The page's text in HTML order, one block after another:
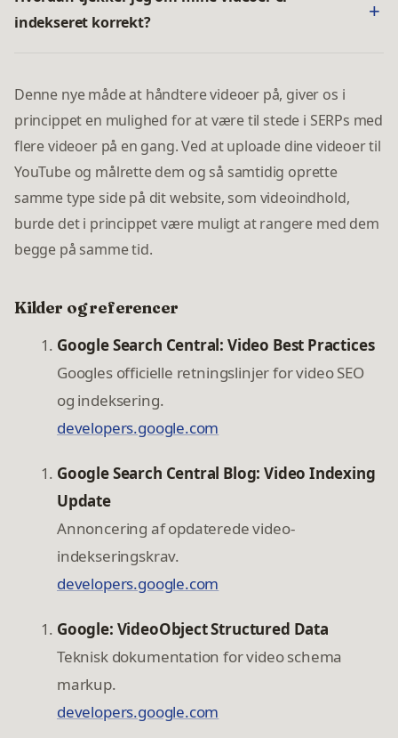
indekseret korrekt?
Denne nye måde at håndtere videoer på, giver os i
princippet en mulighed for at være til stede i SERPs med
flere videoer på en gang. Ved at uploade dine videoer til
YouTube og målrette dem og så samtidig oprette
samme type side på dit website, som videoindhold,
burde det i princippet være muligt at rangere med dem
begge på samme tid.
Kilder og referencer
Google Search Central: Video Best Practices
Googles officielle retningslinjer for video SEO
og indeksering.
developers.google.com
Google Search Central Blog: Video Indexing
Update
Annoncering af opdaterede video-
indekseringskrav.
developers.google.com
Google: VideoObject Structured Data
Teknisk dokumentation for video schema
markup.
developers.google.com